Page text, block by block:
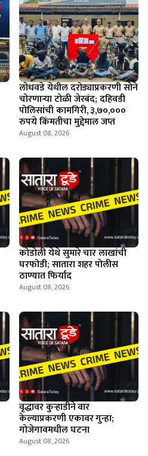
लोधवडे येथील दरोड्याप्रकरणी सोने
चोरणाऱ्या टोळी जेरबंद; दहिवडी
पोलिसांची कामगिरी, ३,७०,०००
रुपये किंमतीचा मुद्देमाल जप्त
August 08, 2026
कोडोली येथे सुमारे चार लाखांची
घरफोडी; सातारा शहर पोलीस
ठाण्यात फिर्याद
August 08, 2026
वृद्धावर कुऱ्हाडीने वार
केल्याप्रकरणी एकावर गुन्हा;
गोजेगावमधील घटना
August 08, 2026